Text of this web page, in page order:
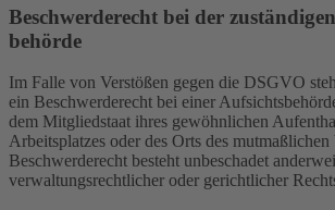
Beschwerde­recht bei der
behörde
Im Falle von Verstößen gegen die DSGVO
ein Beschwerderecht bei einer
dem Mitgliedstaat ihres gewöhnlichen
Arbeitsplatzes oder des Orts des mutmaßlichen
Beschwerderecht besteht unbeschadet
verwaltungsrechtlicher oder gerichtlicher